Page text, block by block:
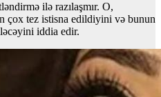
ilə razılaşmır. O,
çox tez istisna edildiyini və bunun
iddia edir.